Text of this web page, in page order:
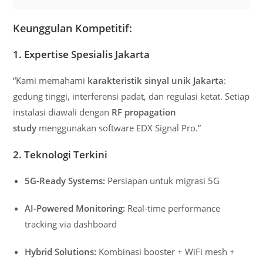
Keunggulan Kompetitif:
1. Expertise Spesialis Jakarta
“Kami memahami karakteristik sinyal unik Jakarta:
gedung tinggi, interferensi padat, dan regulasi ketat. Setiap
instalasi diawali dengan RF propagation
study menggunakan software EDX Signal Pro.”
2. Teknologi Terkini
5G-Ready Systems: Persiapan untuk migrasi 5G
AI-Powered Monitoring: Real-time performance
tracking via dashboard
Hybrid Solutions: Kombinasi booster + WiFi mesh +